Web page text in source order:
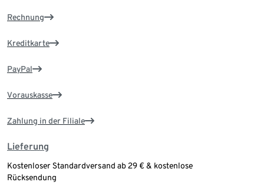
Rechnung
Kreditkarte
PayPal
Vorauskasse
Zahlung in der Filiale
Lieferung
Kostenloser Standardversand ab 29 € & kostenlose
Rücksendung